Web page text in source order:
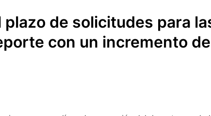
plazo de solicitudes para
con un incremento